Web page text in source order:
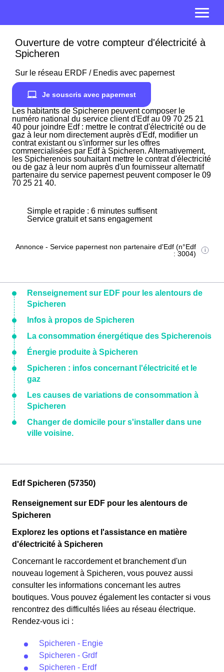
Ouverture de votre compteur d'électricité à
Spicheren
Sur le réseau ERDF / Enedis avec papernest
Je souscris avec papernest
Les habitants de Spicheren peuvent composer le
numéro national du service client d'Edf au 09 70 25 21
40 pour joindre Edf : mettre le contrat d'électricité ou de
gaz à leur nom directement auprès d'Edf, modifier un
contrat existant ou s'informer sur les offres
commercialisées par Edf à Spicheren. Alternativement,
les Spicherenois souhaitant mettre le contrat d'électricité
ou de gaz à leur nom auprès d'un fournisseur alternatif
partenaire du service papernest peuvent composer le 09
70 25 21 40.
Simple et rapide : 6 minutes suffisent
Service gratuit et sans engagement
Annonce - Service papernest non partenaire d'Edf (n°Edf
: 3004)
Renseignement sur EDF pour les alentours de
Spicheren
Infos à propos de Spicheren
La consommation énergétique des Spicherenois
Énergie produite à Spicheren
Spicheren : infos concernant l'électricité et le
gaz
Les causes de variations de consommation à
Spicheren
Changer de domicile pour s'installer dans une
ville voisine.
Edf Spicheren (57350)
Renseignement sur EDF pour les alentours de
Spicheren
Explorez les options et l'assistance en matière
d'électricité à Spicheren
Concernant le raccordement et branchement d'un
nouveau logement à Spicheren, vous pouvez aussi
consulter les informations concernant les autres
boutiques. Vous pouvez également les contacter si vous
rencontrez des difficultés liées au réseau électrique.
Rendez-vous ici :
Spicheren - Engie
Spicheren - Grdf
Spicheren - Erdf